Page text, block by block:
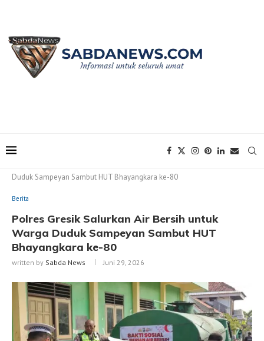
Duduk Sampeyan Sambut HUT Bhayangkara ke-80
Berita
Polres Gresik Salurkan Air Bersih untuk
Warga Duduk Sampeyan Sambut HUT
Bhayangkara ke-80
written by Sabda News Juni 29, 2026